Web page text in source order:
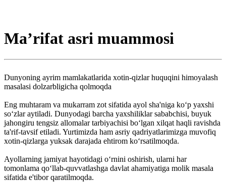
Ma’rifat asri muammosi
Dunyoning ayrim mamlakatlarida xotin-qizlar huquqini himoyalash
masalasi dolzarbligicha qolmoqda
Eng muhtaram va mukarram zot sifatida ayol sha'niga ko‘p yaxshi
so‘zlar aytiladi. Dunyodagi barcha yaxshiliklar sababchisi, buyuk
jahongiru tengsiz allomalar tarbiyachisi bo‘lgan xilqat haqli ravishda
ta'rif-tavsif etiladi. Yurtimizda ham asriy qadriyatlarimizga muvofiq
xotin-qizlarga yuksak darajada ehtirom ko‘rsatilmoqda.
Ayollarning jamiyat hayotidagi o‘rnini oshirish, ularni har
tomonlama qo‘llab-quvvatlashga davlat ahamiyatiga molik masala
sifatida e'tibor qaratilmoqda.